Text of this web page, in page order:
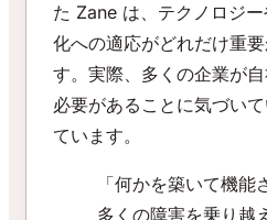
た Zane は、テクノロジ
化への適応がどれだけ重
す。実際、多くの企業が
必要があることに気づい
ています。
「何かを築いて機能
多くの障害を乗り越